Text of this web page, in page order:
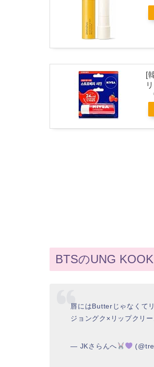
[
BTSのUNG
唇にはButterじゃなくて
ジョングク×リップクリー
— JKさらんへ